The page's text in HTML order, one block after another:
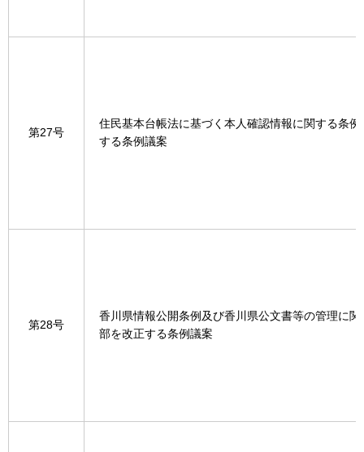
第27号
住民基本台帳法に基づく本人確認情報に関する条
する条例議案
第28号
香川県情報公開条例及び香川県公文書等の管理に
部を改正する条例議案